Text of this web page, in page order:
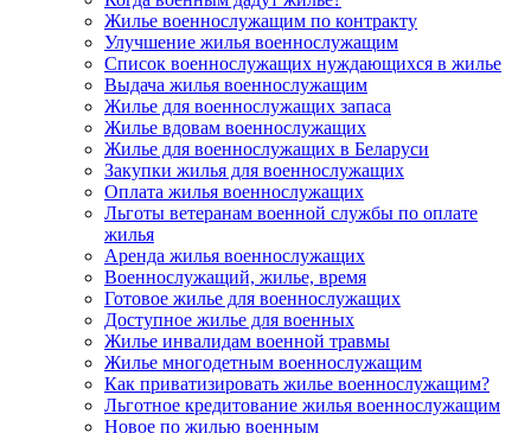
Жилье военнослужащим по контракту
Улучшение жилья военнослужащим
Список военнослужащих нуждающихся в жилье
Выдача жилья военнослужащим
Жилье для военнослужащих запаса
Жилье вдовам военнослужащих
Жилье для военнослужащих в Беларуси
Закупки жилья для военнослужащих
Оплата жилья военнослужащих
Льготы ветеранам военной службы по оплате
жилья
Аренда жилья военнослужащих
Военнослужащий, жилье, время
Готовое жилье для военнослужащих
Доступное жилье для военных
Жилье инвалидам военной травмы
Жилье многодетным военнослужащим
Как приватизировать жилье военнослужащим?
Льготное кредитование жилья военнослужащим
Новое по жилью военным